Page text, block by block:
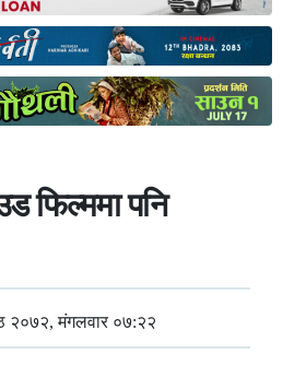
फिल्ममा पनि
२०७२, मंगलवार ०७:२२